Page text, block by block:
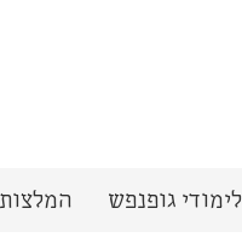
לימודי גופנפש המלצות